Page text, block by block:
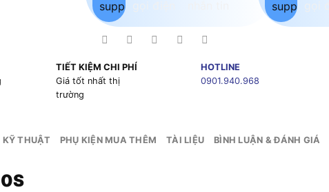
TIẾT KIỆM CHI PHÍ
Giá tốt nhất thị
trường
HOTLINE
0901.940.968
KỸ THUẬT PHỤ KIỆN MUA THÊM TÀI LIỆU BÌNH LUẬN & ĐÁNH GIÁ